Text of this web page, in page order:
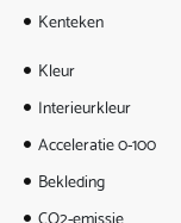
Kenteken
Kleur
Interieurkleur
Acceleratie 0-100
Bekleding
CO2-emissie